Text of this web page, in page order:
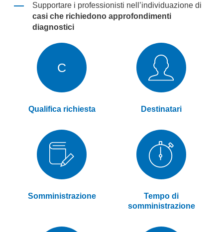
Supportare i professionisti nell’individuazione di
casi che richiedono approfondimenti
diagnostici
C
Qualifica richiesta Destinatari
Somministrazione
Tempo di
somministrazione